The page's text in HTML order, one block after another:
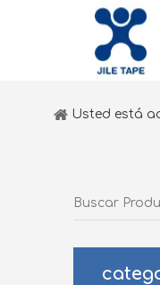
Usted está